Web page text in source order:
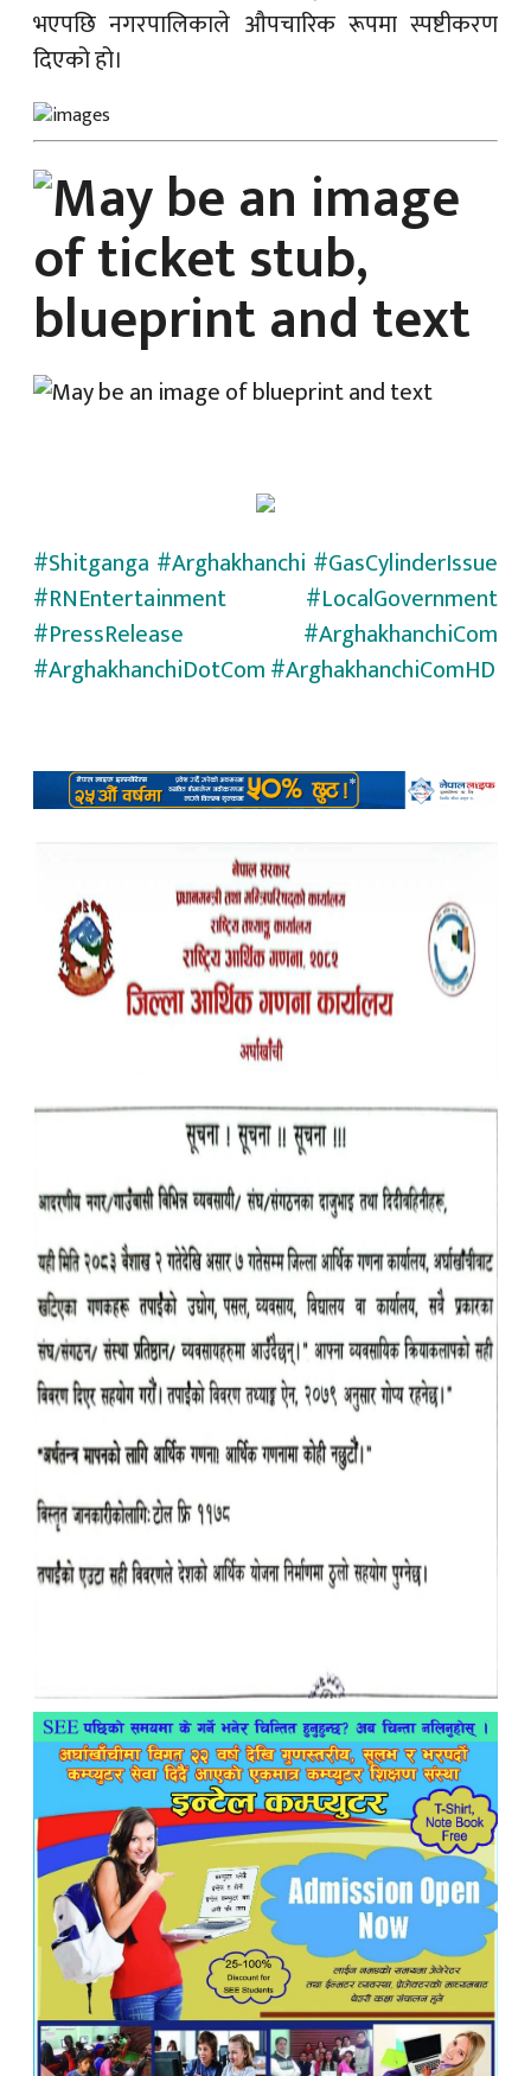
भएपछि नगरपालिकाले औपचारिक रूपमा स्पष्टीकरण
दिएको हो।
#Shitganga #Arghakhanchi #GasCylinderIssue
#RNEntertainment #LocalGovernment
#PressRelease #ArghakhanchiCom
#ArghakhanchiDotCom #ArghakhanchiComHD